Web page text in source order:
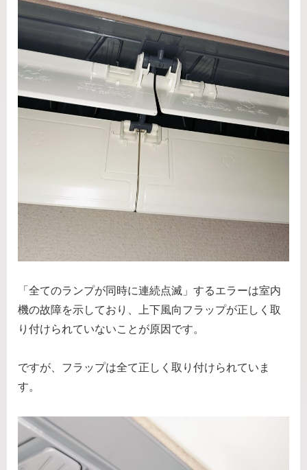
「全てのランプが同時に連続点滅」するエラーは室内
機の故障を示しており、上下風向フラップが正しく取
り付けられていないことが原因です。
ですが、フラップは全て正しく取り付けられていま
す。